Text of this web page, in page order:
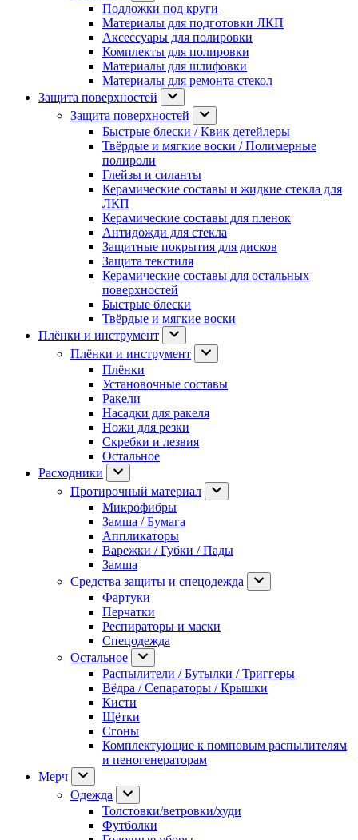
Подложки под круги
Материалы для подготовки ЛКП
Аксессуары для полировки
Комплекты для полировки
Материалы для шлифовки
Материалы для ремонта стекол
Защита поверхностей
Защита поверхностей
Быстрые блески / Квик детейлеры
Твёрдые и мягкие воски / Полимерные
полироли
Глейзы и силанты
Керамические составы и жидкие стекла для
ЛКП
Керамические составы для пленок
Антидожди для стекла
Защитные покрытия для дисков
Защита текстиля
Керамические составы для остальных
поверхностей
Быстрые блески
Твёрдые и мягкие воски
Плёнки и инструмент
Плёнки и инструмент
Плёнки
Установочные составы
Ракели
Насадки для ракеля
Ножи для резки
Скребки и лезвия
Остальное
Расходники
Протирочный материал
Микрофибры
Замша / Бумага
Аппликаторы
Варежки / Губки / Пады
Замша
Средства защиты и спецодежда
Фартуки
Перчатки
Респираторы и маски
Спецодежда
Остальное
Распылители / Бутылки / Триггеры
Вёдра / Сепараторы / Крышки
Кисти
Щётки
Сгоны
Комплектующие к помповым распылителям
и пеногенераторам
Мерч
Одежда
Толстовки/ветровки/худи
Футболки